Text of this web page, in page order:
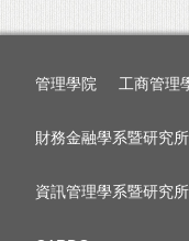
管理學院 工商管理
財務金融學系暨研究所
資訊管理學系暨研究所